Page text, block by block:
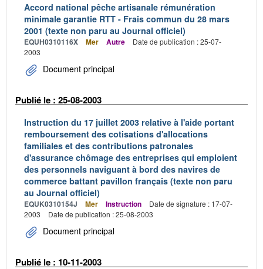
Accord national pêche artisanale rémunération
minimale garantie RTT - Frais commun du 28 mars
2001 (texte non paru au Journal officiel)
EQUH0310116X Mer Autre
Date de publication : 25-07-
2003
Document principal
Publié le : 25-08-2003
Instruction du 17 juillet 2003 relative à l'aide portant
remboursement des cotisations d'allocations
familiales et des contributions patronales
d'assurance chômage des entreprises qui emploient
des personnels naviguant à bord des navires de
commerce battant pavillon français (texte non paru
au Journal officiel)
EQUK0310154J Mer Instruction
Date de signature : 17-07-
2003
Date de publication : 25-08-2003
Document principal
Publié le : 10-11-2003